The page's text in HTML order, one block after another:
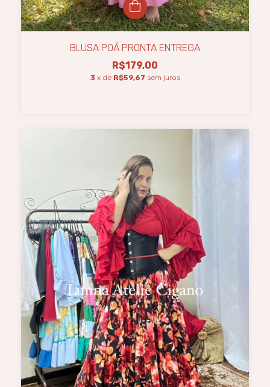
BLUSA POÁ PRONTA ENTREGA
R$179,00
3 x de R$59,67 sem juros